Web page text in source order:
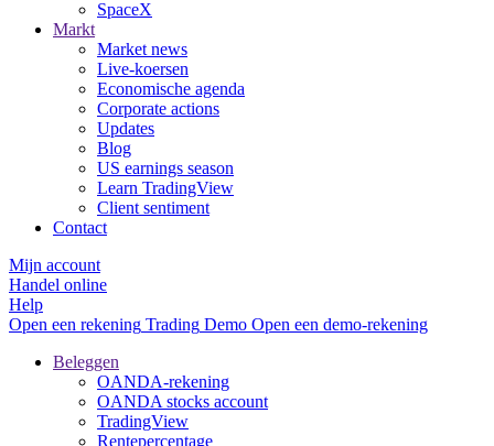
SpaceX
Markt
Market news
Live-koersen
Economische agenda
Corporate actions
Updates
Blog
US earnings season
Learn TradingView
Client sentiment
Contact
Mijn account
Handel online
Help
Open een rekening Trading Demo Open een demo-rekening
Beleggen
OANDA-rekening
OANDA stocks account
TradingView
Rentepercentage